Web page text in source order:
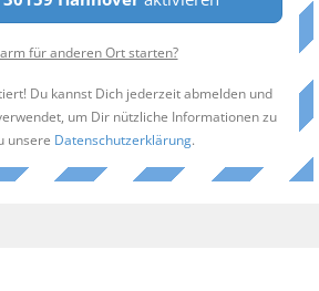
für anderen Ort starten?
Du kannst Dich jederzeit abmelden und
um Dir nützliche Informationen zu
unsere Datenschutzerklärung.